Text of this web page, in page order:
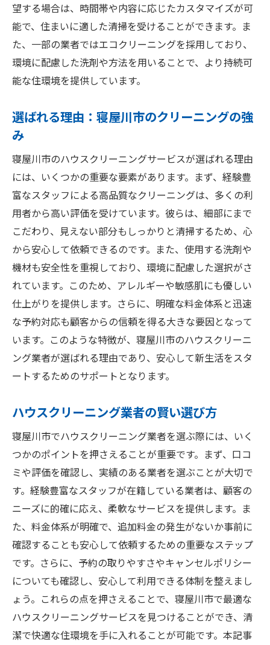
望する場合は、時間帯や内容に応じたカスタマイズが可
能で、住まいに適した清掃を受けることができます。ま
た、一部の業者ではエコクリーニングを採用しており、
環境に配慮した洗剤や方法を用いることで、より持続可
能な住環境を提供しています。
選ばれる理由：寝屋川市のクリーニングの強
み
寝屋川市のハウスクリーニングサービスが選ばれる理由
には、いくつかの重要な要素があります。まず、経験豊
富なスタッフによる高品質なクリーニングは、多くの利
用者から高い評価を受けています。彼らは、細部にまで
こだわり、見えない部分もしっかりと清掃するため、心
から安心して依頼できるのです。また、使用する洗剤や
機材も安全性を重視しており、環境に配慮した選択がさ
れています。このため、アレルギーや敏感肌にも優しい
仕上がりを提供します。さらに、明確な料金体系と迅速
な予約対応も顧客からの信頼を得る大きな要因となって
います。このような特徴が、寝屋川市のハウスクリーニ
ング業者が選ばれる理由であり、安心して新生活をスタ
ートするためのサポートとなります。
ハウスクリーニング業者の賢い選び方
寝屋川市でハウスクリーニング業者を選ぶ際には、いく
つかのポイントを押さえることが重要です。まず、口コ
ミや評価を確認し、実績のある業者を選ぶことが大切で
す。経験豊富なスタッフが在籍している業者は、顧客の
ニーズに的確に応え、柔軟なサービスを提供します。ま
た、料金体系が明確で、追加料金の発生がないか事前に
確認することも安心して依頼するための重要なステップ
です。さらに、予約の取りやすさやキャンセルポリシー
についても確認し、安心して利用できる体制を整えまし
ょう。これらの点を押さえることで、寝屋川市で最適な
ハウスクリーニングサービスを見つけることができ、清
潔で快適な住環境を手に入れることが可能です。本記事